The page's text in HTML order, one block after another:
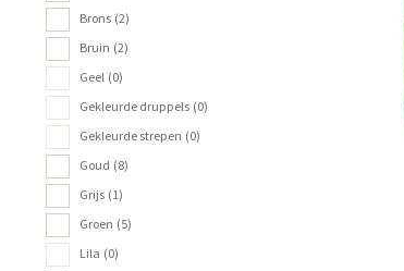
Brons (2)
Bruin (2)
Geel (0)
Gekleurde druppels (0)
Gekleurde strepen (0)
Goud (8)
Grijs (1)
Groen (5)
Lila (0)